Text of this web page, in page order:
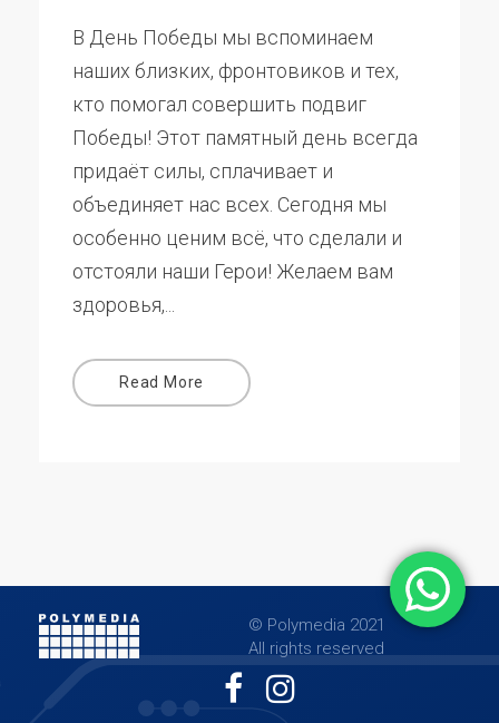
В День Победы мы вспоминаем
наших близких, фронтовиков и тех,
кто помогал совершить подвиг
Победы! Этот памятный день всегда
придаёт силы, сплачивает и
объединяет нас всех. Сегодня мы
особенно ценим всё, что сделали и
отстояли наши Герои! Желаем вам
здоровья,...
Read More
© Polymedia 2021
All rights reserved